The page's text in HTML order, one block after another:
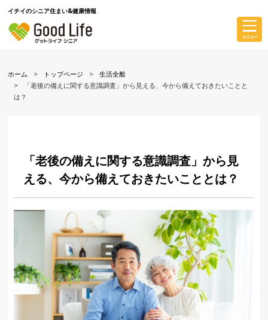
イチイのシニア住まい&健康情報
ホーム トップページ
生活全般
「老後の備えに関する意識調査」から見える、今から備えておきたいことと
は？
「老後の備えに関する意識調査」から見
える、今から備えておきたいこととは？